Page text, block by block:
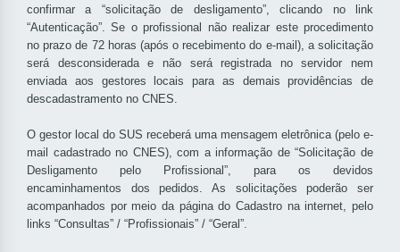
confirmar a “solicitação de desligamento”, clicando no link
“Autenticação”. Se o profissional não realizar este procedimento
no prazo de 72 horas (após o recebimento do e-mail), a solicitação
será desconsiderada e não será registrada no servidor nem
enviada aos gestores locais para as demais providências de
descadastramento no CNES.
O gestor local do SUS receberá uma mensagem eletrônica (pelo e-
mail cadastrado no CNES), com a informação de “Solicitação de
Desligamento pelo Profissional”, para os devidos
encaminhamentos dos pedidos. As solicitações poderão ser
acompanhados por meio da página do Cadastro na internet, pelo
links “Consultas” / “Profissionais” / “Geral”.